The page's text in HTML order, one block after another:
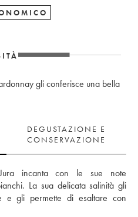
gli conferisce una bella
DEGUSTAZIONE E
CONSERVAZIONE
incanta con le sue note
La sua delicata salinità gli
e gli permette di esaltare con